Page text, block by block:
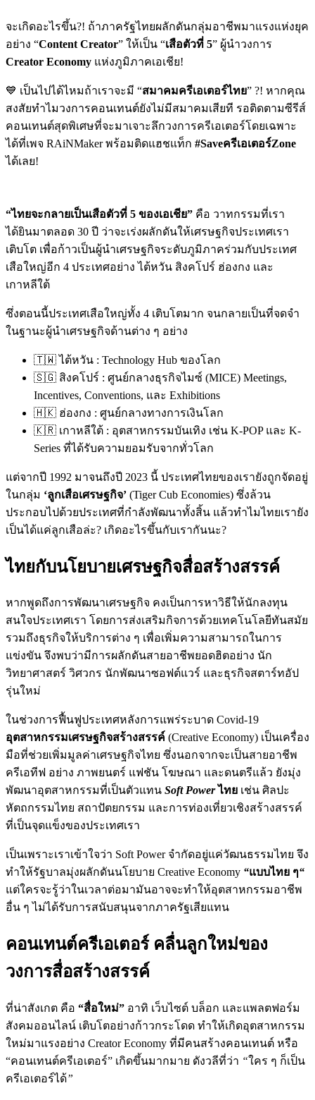
จะเกิดอะไรขึ้น?! ถ้าภาครัฐไทยผลักดันกลุ่มอาชีพมาแรงแห่งยุค
อย่าง “Content Creator” ให้เป็น “เสือตัวที่ 5” ผู้นำวงการ
Creator Economy แห่งภูมิภาคเอเชีย!
💙 เป็นไปได้ไหมถ้าเราจะมี “สมาคมครีเอเตอร์ไทย” ?! หากคุณ
สงสัยทำไมวงการคอนเทนต์ยังไม่มีสมาคมเสียที รอติดตามซีรีส์
คอนเทนต์สุดพิเศษที่จะมาเจาะลึกวงการครีเอเตอร์โดยเฉพาะ
ได้ที่เพจ RAiNMakerพร้อมติดแฮชแท็ก #Saveครีเอเตอร์Zone
ได้เลย!
“ไทยจะกลายเป็นเสือตัวที่ 5 ของเอเชีย” คือ วาทกรรมที่เรา
ได้ยินมาตลอด 30 ปี ว่าจะเร่งผลักดันให้เศรษฐกิจประเทศเรา
เติบโต เพื่อก้าวเป็นผู้นำเศรษฐกิจระดับภูมิภาคร่วมกับประเทศ
เสือใหญ่อีก 4 ประเทศอย่าง ไต้หวัน สิงคโปร์ ฮ่องกง และ
เกาหลีใต้
ซึ่งตอนนี้ประเทศเสือใหญ่ทั้ง 4 เติบโตมาก จนกลายเป็นที่จดจำ
ในฐานะผู้นำเศรษฐกิจด้านต่าง ๆ อย่าง
🇹🇼 ไต้หวัน : Technology Hub ของโลก
🇸🇬 สิงคโปร์ : ศูนย์กลางธุรกิจไมซ์ (MICE) Meetings,
Incentives, Conventions, และ Exhibitions
🇭🇰 ฮ่องกง : ศูนย์กลางทางการเงินโลก
🇰🇷 เกาหลีใต้ : อุตสาหกรรมบันเทิง เช่น K-POP และ K-
Series ที่ได้รับความยอมรับจากทั่วโลก
แต่จากปี 1992 มาจนถึงปี 2023 นี้ ประเทศไทยของเรายังถูกจัดอยู่
ในกลุ่ม ‘ลูกเสือเศรษฐกิจ’ (Tiger Cub Economies) ซึ่งล้วน
ประกอบไปด้วยประเทศที่กำลังพัฒนาทั้งสิ้น แล้วทำไมไทยเรายัง
เป็นได้แค่ลูกเสือล่ะ? เกิดอะไรขึ้นกับเรากันนะ?
ไทยกับนโยบายเศรษฐกิจสื่อสร้างสรรค์
หากพูดถึงการพัฒนาเศรษฐกิจ คงเป็นการหาวิธีให้นักลงทุน
สนใจประเทศเรา โดยการส่งเสริมกิจการด้วยเทคโนโลยีทันสมัย
รวมถึงธุรกิจให้บริการต่าง ๆ เพื่อเพิ่มความสามารถในการ
แข่งขัน จึงพบว่ามีการผลักดันสายอาชีพยอดฮิตอย่าง นัก
วิทยาศาสตร์ วิศวกร นักพัฒนาซอฟต์แวร์ และธุรกิจสตาร์ทอัป
รุ่นใหม่
ในช่วงการฟื้นฟูประเทศหลังการแพร่ระบาด Covid-19
อุตสาหกรรมเศรษฐกิจสร้างสรรค์ (Creative Economy) เป็นเครื่อง
มือที่ช่วยเพิ่มมูลค่าเศรษฐกิจไทย ซึ่งนอกจากจะเป็นสายอาชีพ
ครีเอทีฟ อย่าง ภาพยนตร์ แฟชัน โฆษณา และดนตรีแล้ว ยังมุ่ง
พัฒนาอุตสาหกรรมที่เป็นตัวแทน Soft Powerไทย เช่น ศิลปะ
หัตถกรรมไทย สถาปัตยกรรม และการท่องเที่ยวเชิงสร้างสรรค์
ที่เป็นจุดแข็งของประเทศเรา
เป็นเพราะเราเข้าใจว่า Soft Power จำกัดอยู่แค่วัฒนธรรมไทย จึง
ทำให้รัฐบาลมุ่งผลักดันนโยบาย Creative Economy “แบบไทย ๆ“
แต่ใครจะรู้ว่าในเวลาต่อมามันอาจจะทำให้อุตสาหกรรมอาชีพ
อื่น ๆ ไม่ได้รับการสนับสนุนจากภาครัฐเสียแทน
คอนเทนต์ครีเอเตอร์ คลื่นลูกใหม่ของ
วงการสื่อสร้างสรรค์
ที่น่าสังเกต คือ “สื่อใหม่” อาทิ เว็บไซต์ บล็อก และแพลตฟอร์ม
สังคมออนไลน์ เติบโตอย่างก้าวกระโดด ทำให้เกิดอุตสาหกรรม
ใหม่มาแรงอย่าง Creator Economy ที่มีคนสร้างคอนเทนต์ หรือ
“คอนเทนต์ครีเอเตอร์” เกิดขึ้นมากมาย ดังวลีที่ว่า “ใคร ๆ ก็เป็น
ครีเอเตอร์ได้”